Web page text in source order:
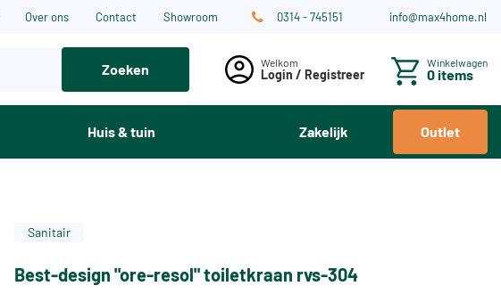
Over ons Contact Showroom 0314 - 745151 info@max4home.nl
Zoeken Login / Registreer
Winkelwagen
0 items
Huis & tuin Zakelijk Outlet
Sanitair
Best-design "ore-resol" toiletkraan rvs-304